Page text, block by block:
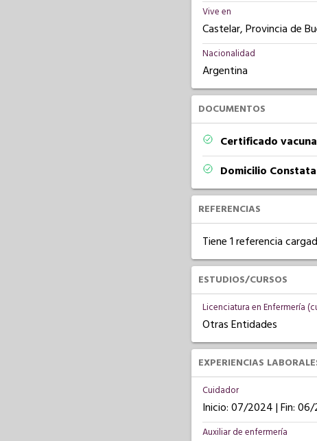
Vive en
Castelar, Provincia de
Nacionalidad
Argentina
DOCUMENTOS
Certificado
Domicilio
REFERENCIAS
Tiene 1 referencia
ESTUDIOS/CURSOS
Licenciatura en Enfermería
Otras Entidades
EXPERIENCIAS
Cuidador
Inicio: 07/2024 | Fin:
Auxiliar de enfermería